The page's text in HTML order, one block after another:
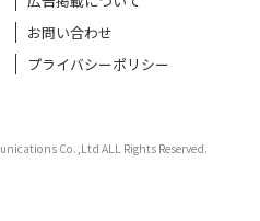
お問い合わせ
プライバシーポリシー
Co.,Ltd ALL Rights Reserved.